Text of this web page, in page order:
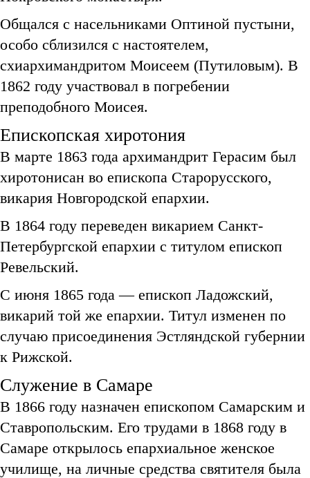
Общался с насельниками Оптиной пустыни,
особо сблизился с настоятелем,
схиархимандритом Моисеем (Путиловым). В
1862 году участвовал в погребении
преподобного Моисея.
Епископская хиротония
В марте 1863 года архимандрит Герасим был
хиротонисан во епископа Старорусского,
викария Новгородской епархии.
В 1864 году переведен викарием Санкт-
Петербургской епархии с титулом епископ
Ревельский.
C июня 1865 года — епископ Ладожский,
викарий той же епархии. Титул изменен по
случаю присоединения Эстляндской губернии
к Рижской.
Служение в Самаре
В 1866 году назначен епископом Самарским и
Ставропольским. Его трудами в 1868 году в
Самаре открылось епархиальное женское
училище, на личные средства святителя была